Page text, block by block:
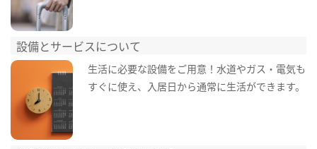
設備とサービスについて
生活に必要な設備をご用意！水道やガス・電気も
すぐに使え、入居日から通常に生活ができます。